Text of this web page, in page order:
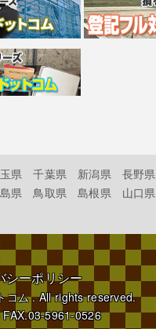
県 千葉県 新潟県 長野県
県 鳥取県 島根県 山口県
シーポリシー
コム. All rights reserved.
5961-0526